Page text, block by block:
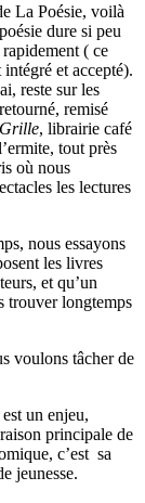
La Poésie, voilà
dure si peu
( ce
et accepté).
reste sur les
remisé
, librairie café
tout près
où nous
les lectures
nous essayons
les livres
et qu’un
trouver longtemps
voulons tâcher de
un enjeu,
principale de
c’est sa
jeunesse.